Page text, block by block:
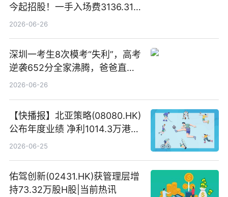
今起招股！一手入场费3136.31
港元
2026-06-26
深圳一考生8次模考“失利”，高考
逆袭652分全家沸腾，爸爸直呼
“没查错吧” 焦点简讯
2026-06-26
【快播报】北亚策略(08080.HK)
公布年度业绩 净利1014.3万港元
同比扭亏为盈
2026-06-25
佑驾创新(02431.HK)获管理层增
持73.32万股H股|当前热讯